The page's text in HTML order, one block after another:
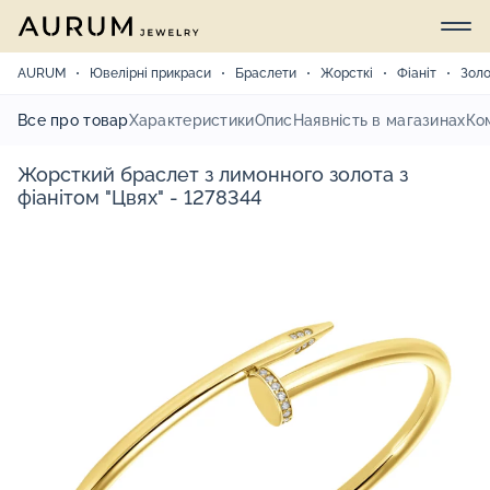
AURUM Ювелірні прикраси Браслети Жорсткі Фіаніт
Все про товарХарактеристикиОпис Наявність в магазинах
Жорсткий браслет з лимонного золота з
фіанітом "Цвях" - 1278344